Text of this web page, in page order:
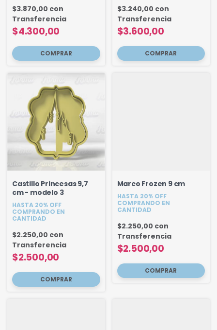
$4.300,00
$3.870,00 con
Transferencia
$3.600,00
$3.240,00 con
Transferencia
Castillo Princesas 9,7
cm - modelo 3
HASTA 20% OFF
COMPRANDO EN
CANTIDAD
$2.500,00
$2.250,00 con
Transferencia
Marco Frozen 9 cm
HASTA 20% OFF
COMPRANDO EN
CANTIDAD
$2.500,00
$2.250,00 con
Transferencia